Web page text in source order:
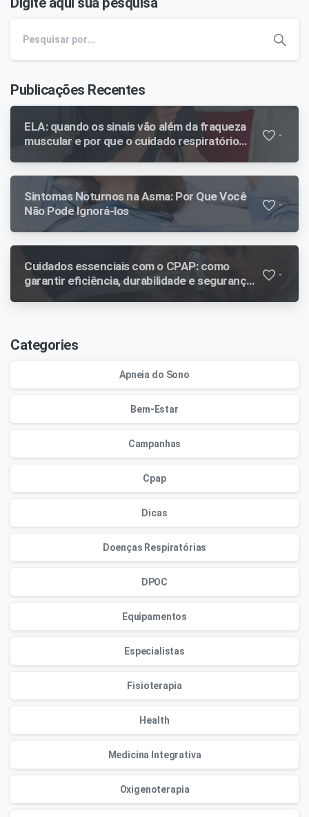
Publicações Recentes
ELA: quando os sinais vão além da fraqueza
muscular e por que o cuidado respiratório
faz diferença ao longo da evolução
-
Sintomas Noturnos na Asma: Por Que Você
Não Pode Ignorá-los
-
Cuidados essenciais com o CPAP: como
garantir eficiência, durabilidade e segurança
-
Categories
Apneia do Sono
Bem-Estar
Campanhas
Cpap
Dicas
Doenças Respiratórias
DPOC
Equipamentos
Especialistas
Fisioterapia
Health
Medicina Integrativa
Oxigenoterapia